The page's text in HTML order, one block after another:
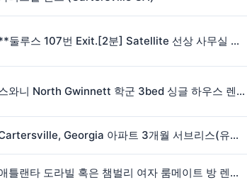
**둘루스 107번 Exit.[2분] Satellite 선상 사무실 방 렌트 합니다 (2 Available )
스와니 North Gwinnett 학군 3bed 싱글 하우스 렌트 합니다.
Cartersville, Georgia 아파트 3개월 서브리스(유틸리티포함) $1200
애틀랜타 도라빌 혹은 챔벌리 여자 룸메이트 방 렌트 구합니다